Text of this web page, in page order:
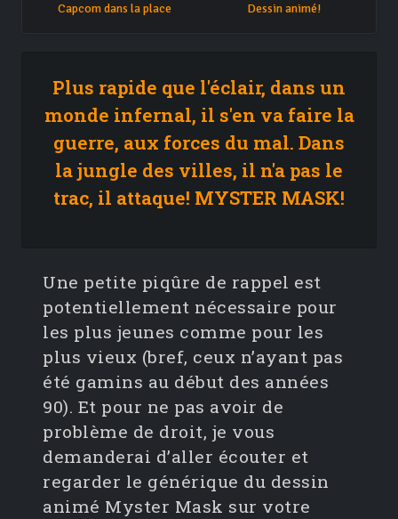
Capcom dans la place Dessin animé!
Plus rapide que l'éclair, dans un
monde infernal, il s'en va faire la
guerre, aux forces du mal. Dans
la jungle des villes, il n'a pas le
trac, il attaque! MYSTER MASK!
Une petite piqûre de rappel est
potentiellement nécessaire pour
les plus jeunes comme pour les
plus vieux (bref, ceux n’ayant pas
été gamins au début des années
90). Et pour ne pas avoir de
problème de droit, je vous
demanderai d’aller écouter et
regarder le générique du dessin
animé Myster Mask sur votre